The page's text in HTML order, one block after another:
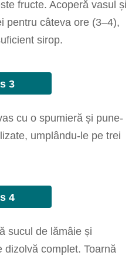
fructe. Acoperă vasul și
pentru câteva ore (3–4),
sirop.
3
cu o spumieră și pune-
umplându-le pe trei
4
sucul de lămâie și
dizolvă complet. Toarnă